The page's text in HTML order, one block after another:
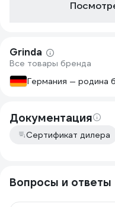
Grinda
Все товары бренда
Германия — родина
Документация
Сертификат дилера
Вопросы и ответы